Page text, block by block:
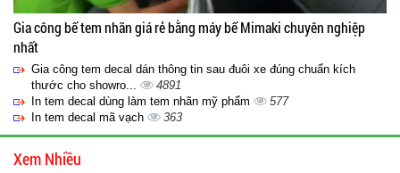
Gia công bế tem nhãn giá rẻ bằng máy bế Mimaki chuyên nghiệp
nhất
Gia công tem decal dán thông tin sau đuôi xe đúng chuẩn kích
thước cho showro...
4891
In tem decal dùng làm tem nhãn mỹ phẩm
577
In tem decal mã vạch
363
Xem Nhiều